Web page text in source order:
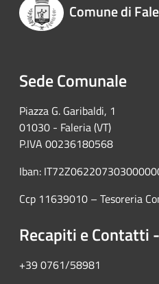
Comune di
Sede Comunale
Piazza G. Garibaldi, 1
01030 - Faleria (VT)
P.IVA 00236180568
Iban:
Ccp 11639010 – Tesoreria
Recapiti e Contatti
+39 0761/58981